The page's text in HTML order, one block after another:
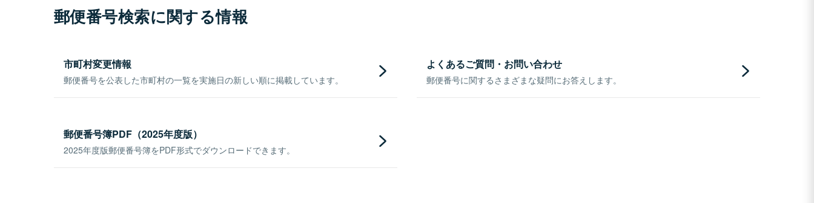
郵便番号検索に関する情報
市町村変更情報
郵便番号を公表した市町村の一覧を実施日の新しい順に掲載しています。
よくあるご質問・お問い合わせ
郵便番号に関するさまざまな疑問にお答えします。
郵便番号簿PDF（2025年度版）
2025年度版郵便番号簿をPDF形式でダウンロードできます。